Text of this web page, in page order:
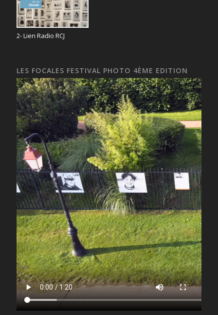
2- Lien Radio RCJ
LES FOCALES FESTIVAL PHOTO 4ÈME EDITION